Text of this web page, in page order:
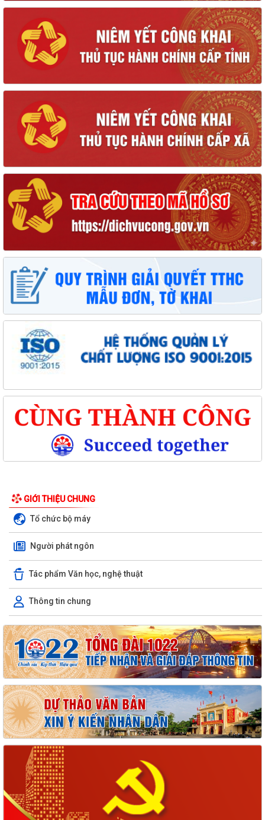
GIỚI THIỆU CHUNG
Tổ chức bộ máy
Người phát ngôn
Tác phẩm Văn học, nghệ thuật
Thông tin chung